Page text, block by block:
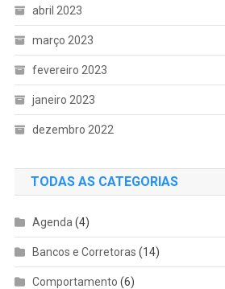
abril 2023
março 2023
fevereiro 2023
janeiro 2023
dezembro 2022
TODAS AS CATEGORIAS
Agenda (4)
Bancos e Corretoras (14)
Comportamento (6)